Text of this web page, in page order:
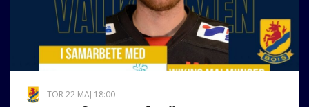
TOR 22 MAJ 18:00